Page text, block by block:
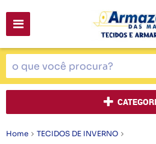
Home
TECIDOS DE INVERNO